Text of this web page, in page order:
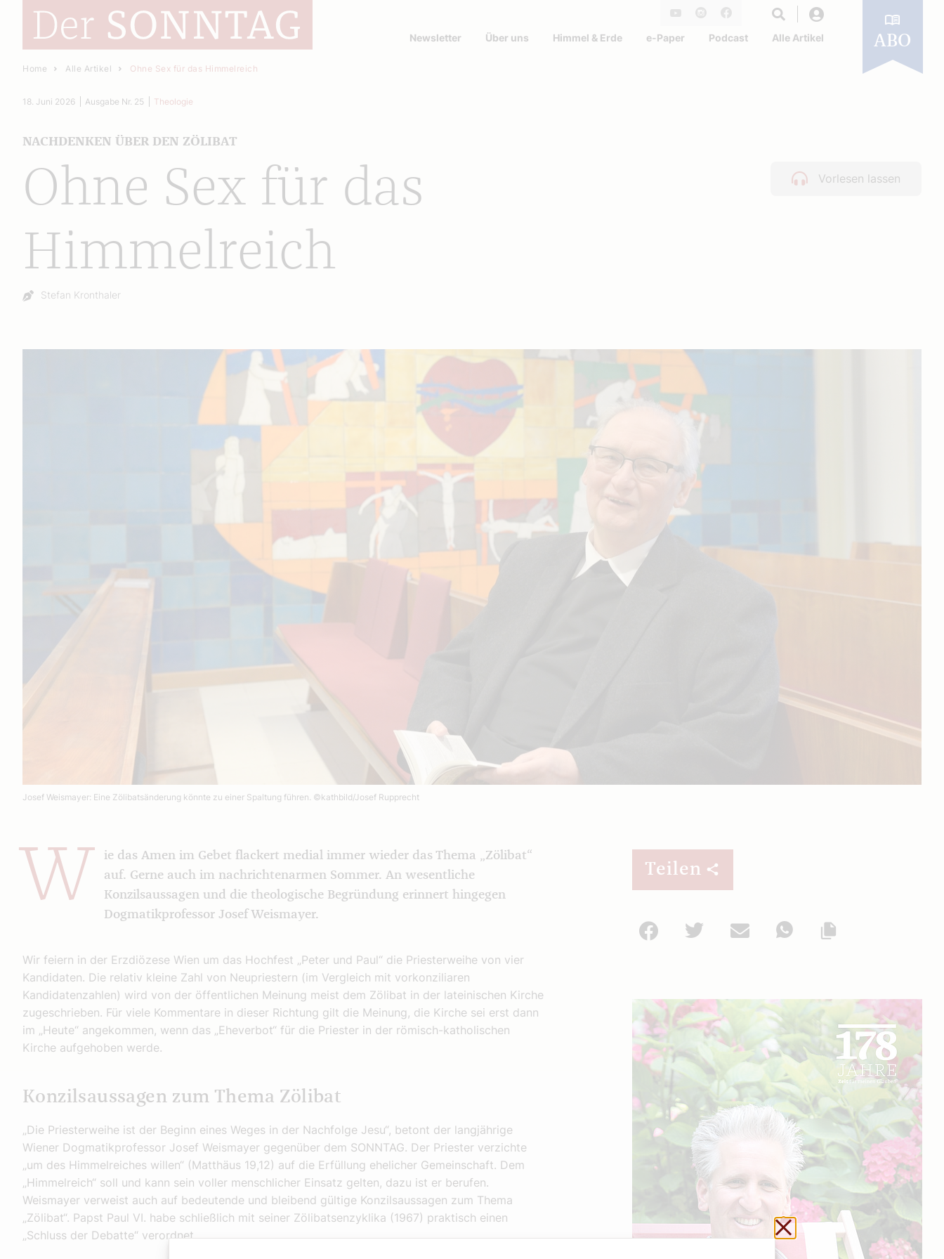
Facebook
Newsletter Über uns Himmel & Erde e-Paper Podcast Alle Artikel ABO
Home Alle Artikel Ohne Sex für das Himmelreich
Vorlesen lassen
Ohne Sex für das
Himmelreich
NACHDENKEN ÜBER DEN ZÖLIBAT
18. Juni 2026 Ausgabe Nr. 25 Theologie
Autor:
Stefan Kronthaler
Josef Weismayer: Eine Zölibatsänderung könnte zu einer Spaltung führen. ©kathbild/Josef Rupprecht
W
ie das Amen im Gebet flackert medial immer wieder das Thema „Zölibat“
auf. Gerne auch im nachrichtenarmen Sommer. An wesentliche
Konzilsaussagen und die theologische Begründung erinnert hingegen
Dogmatikprofessor Josef Weismayer.
Wir feiern in der Erzdiözese Wien um das Hochfest „Peter und Paul“ die Priesterweihe von vier
Kandidaten. Die relativ kleine Zahl von Neupriestern (im Vergleich mit vorkonziliaren
Kandidatenzahlen) wird von der öffentlichen Meinung meist dem Zölibat in der lateinischen Kirche
zugeschrieben. Für viele Kommentare in dieser Richtung gilt die Meinung, die Kirche sei erst dann
im „Heute“ angekommen, wenn das „Eheverbot“ für die Priester in der römisch-katholischen
Kirche aufgehoben werde.
Konzilsaussagen zum Thema Zölibat
„Die Priesterweihe ist der Beginn eines Weges in der Nachfolge Jesu“, betont der langjährige
Wiener Dogmatikprofessor Josef Weismayer gegenüber dem SONNTAG. Der Priester verzichte
„um des Himmelreiches willen“ (Matthäus 19,12) auf die Erfüllung ehelicher Gemeinschaft. Dem
„Himmelreich“ soll und kann sein voller menschlicher Einsatz gelten, dazu ist er berufen.
Weismayer verweist auch auf bedeutende und bleibend gültige Konzilsaussagen zum Thema
„Zölibat“. Papst Paul VI. habe schließlich mit seiner Zölibatsenzyklika (1967) praktisch einen
„Schluss der Debatte“ verordnet.
Teilen
Facebook
Twitter Mail
WhatsApp
Schließen ohne zu